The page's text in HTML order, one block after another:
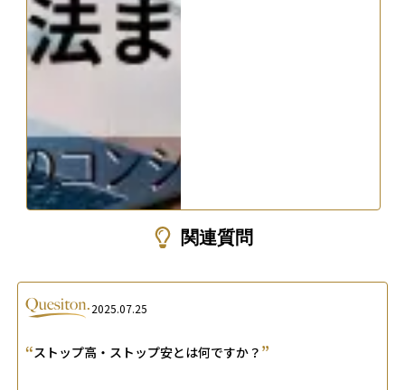
関連質問
2025.07.25
“ストップ高・ストップ安とは何ですか？ ”